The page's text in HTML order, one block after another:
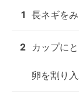
1 長ネギを
2 カップに
卵を割り